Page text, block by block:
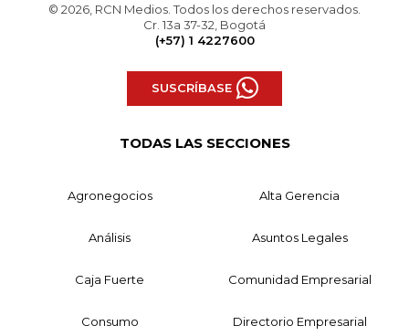
© 2026, RCN Medios. Todos los derechos reservados.
Cr. 13a 37-32, Bogotá
(+57) 1 4227600
SUSCRÍBASE
TODAS LAS SECCIONES
Agronegocios Alta Gerencia
Análisis Asuntos Legales
Caja Fuerte Comunidad Empresarial
Consumo Directorio Empresarial